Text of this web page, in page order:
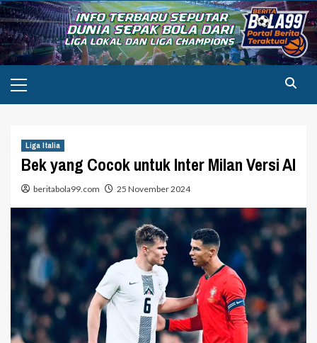
Skip
to
content
Menu
Liga Italia
Bek yang Cocok untuk Inter Milan Versi AI
beritabola99.com 25 November 2024